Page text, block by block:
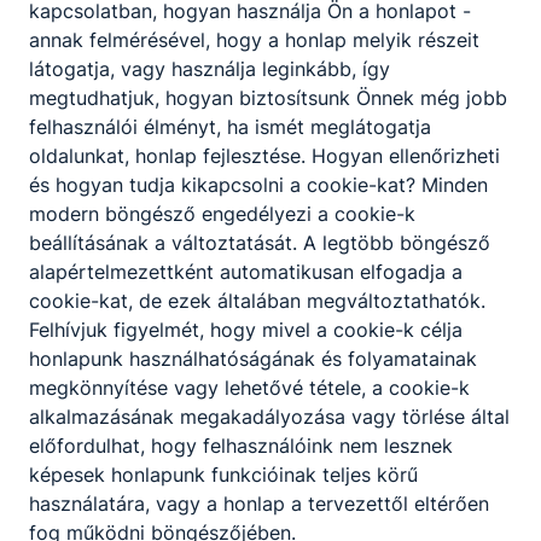
Körmöczi
Zsuzsanna
Oktató
angol nyelv,
pedagógia, szakmai
nyelv
kormoczi.zsuzsanna​
@kerikanizsa.hu
Osztályfőnök:
-
Fogadó óra:
-
Kovács Barbara
Oktató
kapcsolatban, hogyan használja Ön a honlapot -
annak felmérésével, hogy a honlap melyik részeit
látogatja, vagy használja leginkább, így
megtudhatjuk, hogyan biztosítsunk Önnek még jobb
felhasználói élményt, ha ismét meglátogatja
oldalunkat, honlap fejlesztése. Hogyan ellenőrizheti
és hogyan tudja kikapcsolni a cookie-kat? Minden
modern böngésző engedélyezi a cookie-k
beállításának a változtatását. A legtöbb böngésző
alapértelmezettként automatikusan elfogadja a
cookie-kat, de ezek általában megváltoztathatók.
Felhívjuk figyelmét, hogy mivel a cookie-k célja
honlapunk használhatóságának és folyamatainak
megkönnyítése vagy lehetővé tétele, a cookie-k
alkalmazásának megakadályozása vagy törlése által
előfordulhat, hogy felhasználóink nem lesznek
képesek honlapunk funkcióinak teljes körű
használatára, vagy a honlap a tervezettől eltérően
fog működni böngészőjében.